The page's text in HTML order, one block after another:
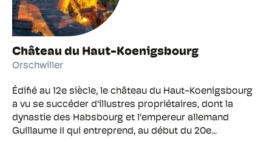
Château du Haut-Koenigsbourg
Orschwiller
Édifié au 12e siècle, le château du Haut-Koenigsbourg
a vu se succéder d'illustres propriétaires, dont la
dynastie des Habsbourg et l'empereur allemand
Guillaume II qui entreprend, au début du 20e...